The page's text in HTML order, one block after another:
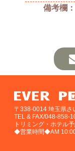
備考欄：
〒338-0014 埼玉県さ
TEL & FAX/048-858-
トリミング・ホテル
◆営業時間◆AM 10:00